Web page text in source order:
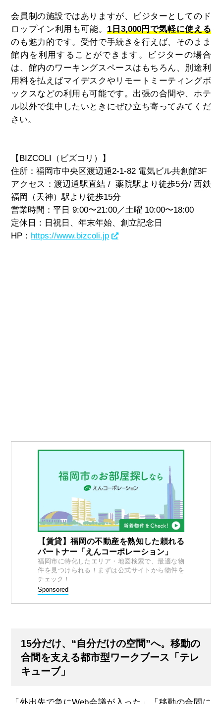
会員制の施設ではありますが、ビジターとしてのド
ロップイン利用も可能。 1日3,000円で気軽に使える
のも魅力的です。受付で手続きを行えば、そのまま
館内を利用することができます。
ビジターの場合
は、館内のワーキングスペースはもちろん、別途利
用料を払えばマイデスクやリモートミーティングボ
ックスなどの利用も可能です。出張の合間や、ホテ
ル以外で集中したいときにぜひ立ち寄ってみてくだ
さい。
【BIZCOLI（ビズコリ）】
住所：福岡市中央区渡辺通2-1-82 電気ビル共創館3F
アクセス：渡辺通駅直結 / 薬院駅より徒歩5分/ 西鉄
福岡（天神）駅より徒歩15分
営業時間：平日 9:00〜21:00／土曜 10:00〜18:00
定休日：日祝日、年末年始、創立記念日
HP： https://www.bizcoli.jp
【賃貸】福岡の不動産を熟知した頼れる
パートナー「えんコーポレーション」
福岡市に特化したエリア・地図検索で、最適な物
件を見つけられる！まずは公式サイトから物件を
チェック！
Sponsored
15分だけ、“自分だけの空間”へ。移動の
合間を支える都市型ワークブース「テレ
キューブ」